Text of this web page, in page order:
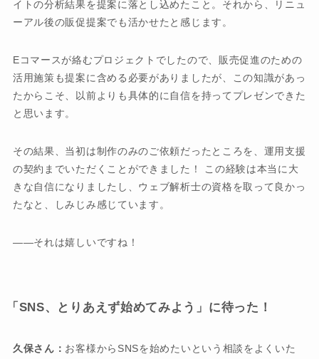
イトの分析結果を提案に落とし込めたこと。それから、リニュ
ーアル後の販促提案でも活かせたと感じます。
Eコマースが絡むプロジェクトでしたので、販売促進のための
活用施策も提案に含める必要がありましたが、この知識があっ
たからこそ、以前よりも具体的に自信を持ってプレゼンできた
と思います。
その結果、当初は制作のみのご依頼だったところを、運用支援
の契約までいただくことができました！ この経験は本当に大
きな自信になりましたし、ウェブ解析士の資格を取って良かっ
たなと、しみじみ感じています。
――それは嬉しいですね！
「SNS、とりあえず始めてみよう」に待った！
久保さん： お客様からSNSを始めたいという相談をよくいた